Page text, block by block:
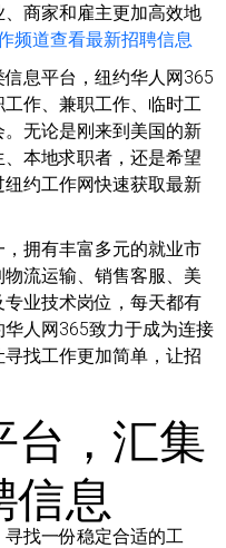
商家和雇主更加高效地
频道查看最新招聘信息
息平台，纽约华人网365
作、兼职工作、临时工
无论是刚来到美国的新
本地求职者，还是希望
约工作网快速获取最新
拥有丰富多元的就业市
流运输、销售客服、美
业技术岗位，每天都有
人网365致力于成为连接
找工作更加简单，让招
台，汇集
信息
找一份稳定合适的工